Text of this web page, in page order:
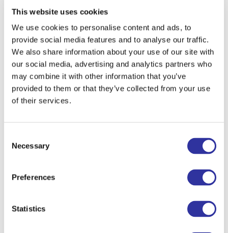
This website uses cookies
We use cookies to personalise content and ads, to
provide social media features and to analyse our traffic.
We also share information about your use of our site with
our social media, advertising and analytics partners who
may combine it with other information that you’ve
provided to them or that they’ve collected from your use
of their services.
Selection
Necessary
Preferences
Statistics
Язык коммуникации
Я согласен(-а) на обработку моих персональных данных.
1. PII информацию - личную информацию, которая идентифицирует Вас - имя,
фамилию, адрес электронной почты и номер телефона;
2. Не личную информацию, которая не идентифицирует Вас - IP-адрес или тип